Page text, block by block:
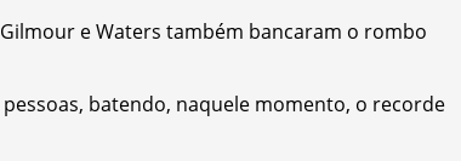
e Waters também bancaram o rombo
batendo, naquele momento, o recorde